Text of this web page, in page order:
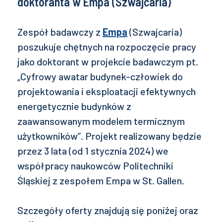
Zespół badawczy z Empa (Szwajcaria)
poszukuje chętnych na rozpoczęcie pracy
jako doktorant w projekcie badawczym pt.
„Cyfrowy awatar budynek-człowiek do
projektowania i eksploatacji efektywnych
energetycznie budynków z
zaawansowanym modelem termicznym
użytkowników”. Projekt realizowany będzie
przez 3 lata (od 1 stycznia 2024) we
współpracy naukowców Politechniki
Śląskiej z zespołem Empa w St. Gallen.
Szczegóły oferty znajdują się poniżej oraz